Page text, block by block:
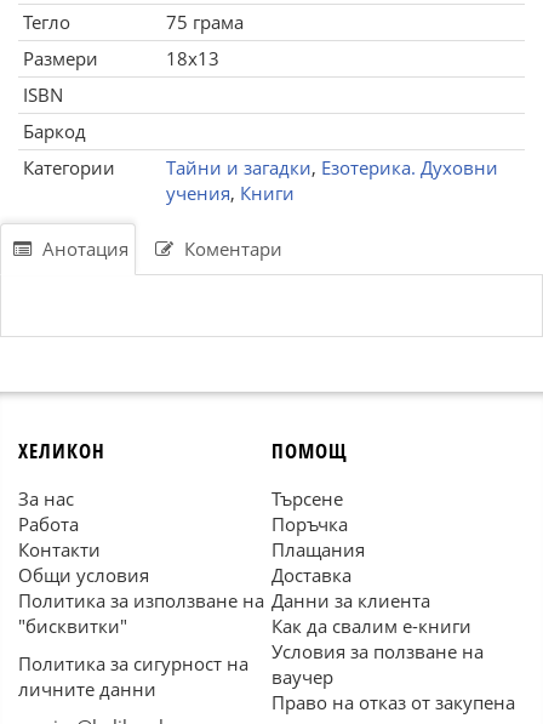
Тегло
75 грама
Размери
18x13
ISBN
Баркод
Категории
Тайни и загадки, Езотерика. Духовни
учения, Книги
Анотация Коментари
ХЕЛИКОН
За нас
Работа
Контакти
Общи условия
Политика за използване на
"бисквитки"
Политика за сигурност на
личните данни
ПОМОЩ
Търсене
Поръчка
Плащания
Доставка
Данни за клиента
Как да свалим е-книги
Условия за ползване на
ваучер
Право на отказ от закупена